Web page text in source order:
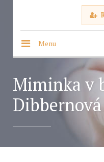
Menu
Miminka v
Dibbernová